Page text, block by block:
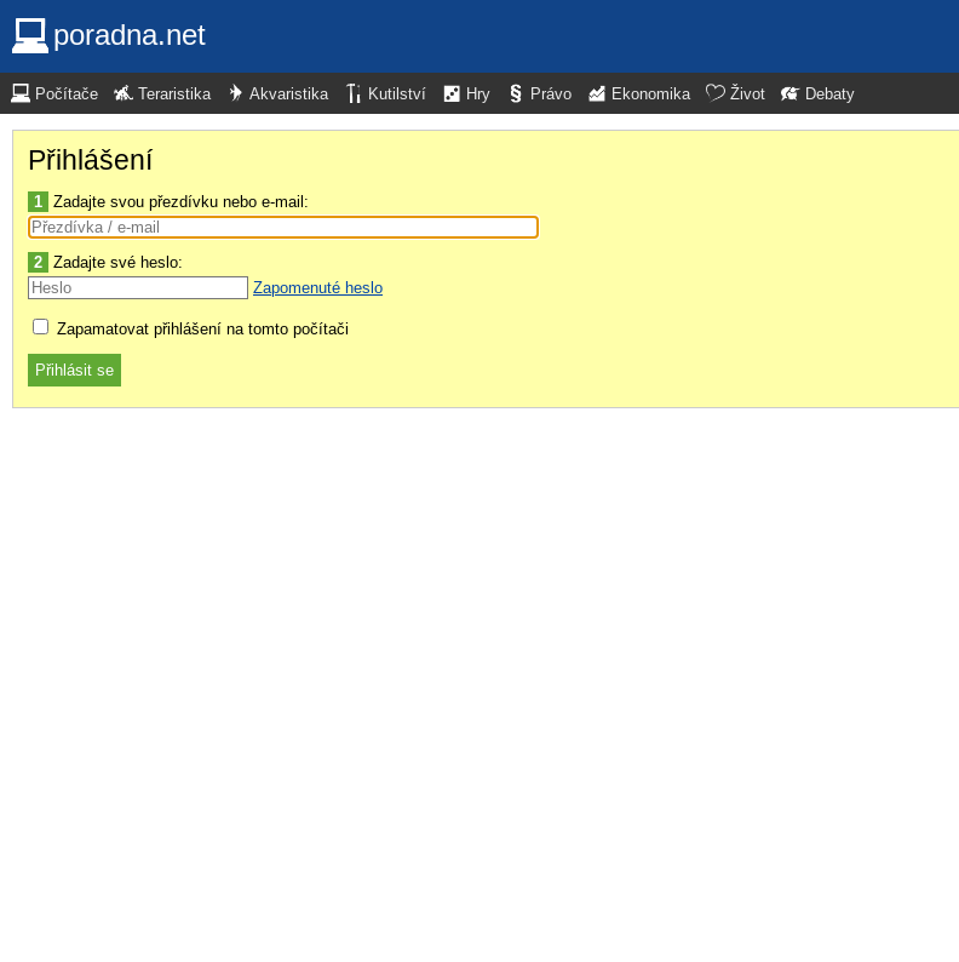
poradna.net
Počítače Teraristika Akvaristika Kutilství Hry Právo Ekonomika Život Debaty
Přihlášení
1 Zadajte svou přezdívku nebo e-mail:
2 Zadajte své heslo:
Zapomenuté heslo
Zapamatovat přihlášení na tomto počítači